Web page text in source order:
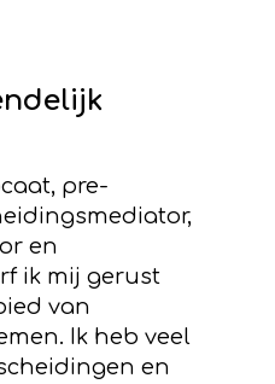
pre-
en
ik mij gerust
van
Ik heb veel
en